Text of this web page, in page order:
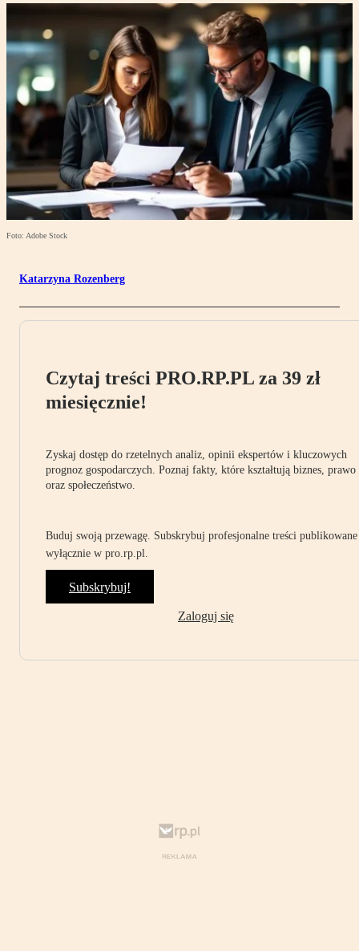
Foto: Adobe Stock
Katarzyna Rozenberg
Czytaj treści PRO.RP.PL za 39 zł
miesięcznie!
Zyskaj dostęp do rzetelnych analiz, opinii ekspertów i kluczowych
prognoz gospodarczych. Poznaj fakty, które kształtują biznes, prawo
oraz społeczeństwo.
Buduj swoją przewagę. Subskrybuj profesjonalne treści publikowane
wyłącznie w pro.rp.pl.
Subskrybuj!
Zaloguj się